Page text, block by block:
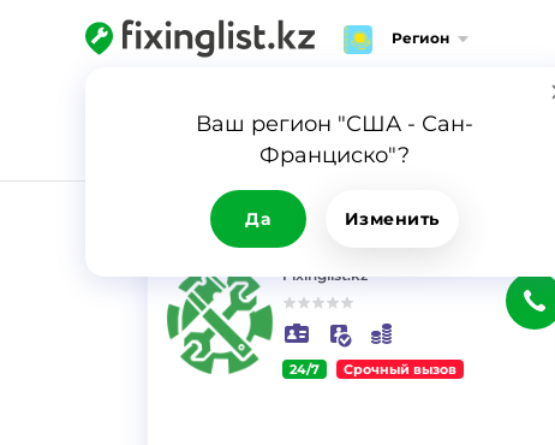
Регион
Ваш регион "США - Сан-
Франциско"?
Да Изменить
РЕЗУЛЬТАТ
Fixinglist.kz
24/7 Срочный вызов